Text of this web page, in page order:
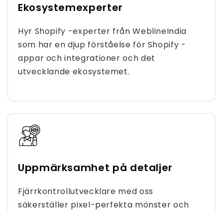
Ekosystemexperter
Hyr Shopify -experter från WeblineIndia
som har en djup förståelse för Shopify -
appar och integrationer och det
utvecklande ekosystemet.
Uppmärksamhet på detaljer
Fjärrkontrollutvecklare med oss ​​
säkerställer pixel-perfekta mönster och